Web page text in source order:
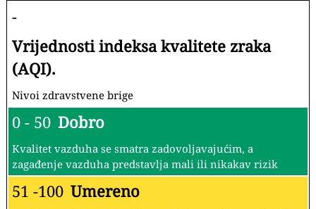
-
Vrijednosti indeksa kvalitete zraka
(AQI).
Nivoi zdravstvene brige
0 - 50 Dobro
Kvalitet vazduha se smatra zadovoljavajućim, a
zagađenje vazduha predstavlja mali ili nikakav rizik
51 -100 Umereno